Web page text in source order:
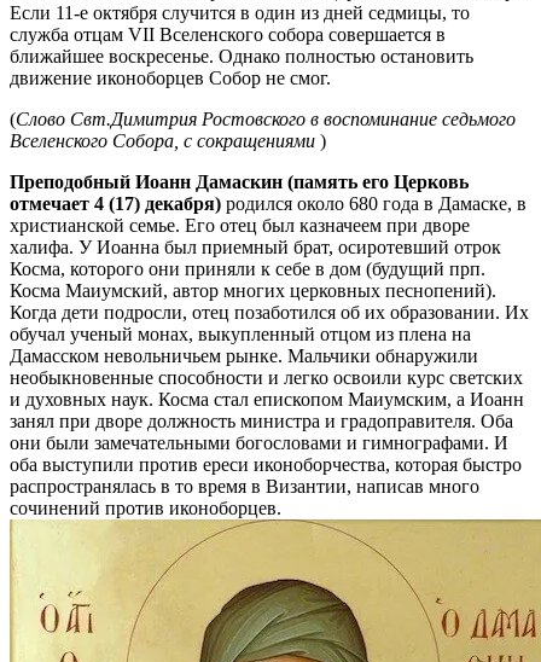
Если 11-е октября случится в один из дней седмицы, то
служба отцам VII Вселенского собора совершается в
ближайшее воскресенье. Однако полностью остановить
движение иконоборцев Собор не смог.
(Слово Свт.Димитрия Ростовского в воспоминание седьмого
Вселенского Собора, с сокращениями )
Преподобный Иоанн Дамаскин (память его Церковь
отмечает 4 (17) декабря) родился около 680 года в Дамаске, в
христианской семье. Его отец был казначеем при дворе
халифа. У Иоанна был приемный брат, осиротевший отрок
Косма, которого они приняли к себе в дом (будущий прп.
Косма Маиумский, автор многих церковных песнопений).
Когда дети подросли, отец позаботился об их образовании. Их
обучал ученый монах, выкупленный отцом из плена на
Дамасском невольничьем рынке. Мальчики обнаружили
необыкновенные способности и легко освоили курс светских
и духовных наук. Косма стал епископом Маиумским, а Иоанн
занял при дворе должность министра и градоправителя. Оба
они были замечательными богословами и гимнографами. И
оба выступили против ереси иконоборчества, которая быстро
распространялась в то время в Византии, написав много
сочинений против иконоборцев.